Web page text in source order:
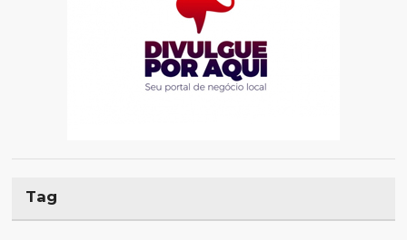
Tag